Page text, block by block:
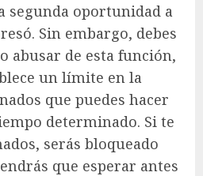
segunda oportunidad a
Sin embargo, debes
abusar de esta función,
un límite en la
que puedes hacer
determinado. Si te
serás bloqueado
que esperar antes